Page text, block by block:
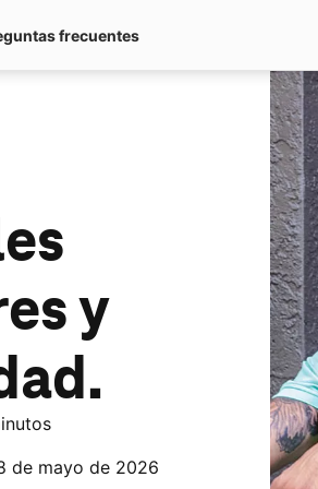
frecuentes
y
de mayo de 2026